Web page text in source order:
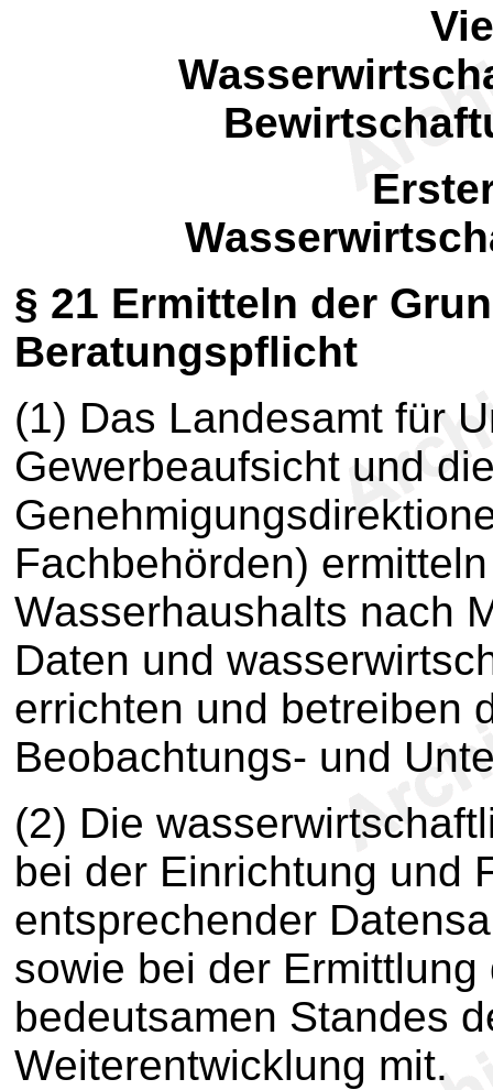
§ 21 Ermitteln der
Beratungspflicht
(1) Das Landesamt für
Gewerbeaufsicht und
Fachbehörden)
Wasserhaushalts nach
Daten und
errichten und betreiben
Beobachtungs- und
(2) Die
bei der Einrichtung und
entsprechender
sowie bei der
bedeutsamen Standes
Weiterentwicklung mit.